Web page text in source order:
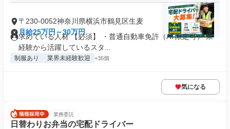
〒230-0052神奈川県横浜市鶴見区生麦
月給25万円～30万円
求めている人材 【必須】 ・普通自動車免許（AT限定可） 未
経験から活躍しているスタ...
制服あり 業界未経験歓迎 +36個
気になる
業務委託
日替わりお弁当の宅配ドライバー